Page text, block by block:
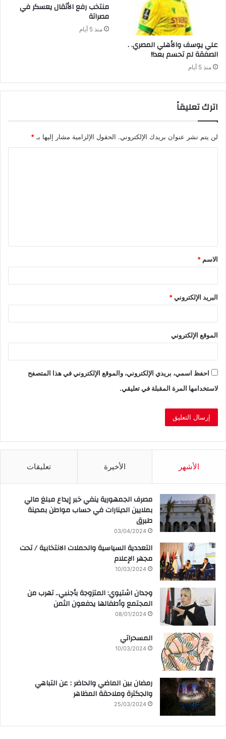
علي‭ ‬يوسف‭ ‬والأهلي‭ ‬المصري‭ . .
‬الصفقة‭ ‬لم‭ ‬تحسم‭ ‬بعد‭ !!‬
منذ 5 أيام
‬مصراتة‭ ‬
منذ 5 أيام
اترك تعليقاً
لن يتم نشر عنوان بريدك الإلكتروني. الحقول الإلزامية مشار إليها بـ*
ق
*
الاسم *
البريد الإلكتروني*
الموقع الإلكتروني
احفظ اسمي، بريدي الإلكتروني، والموقع الإلكتروني في هذا المتصفح
لاستخدامها المرة المقبلة في تعليقي.
الأشهر الأخيرة تعليقات
مصرف الجمهورية ينفي خبر إيداع مبلغ مالي
بملايين الدينارات في حساب مواطن بمدينة
طبرق
03/04/2024
التعددية السياسية والحملات الانتخابية / تحت
مجهر الإعلام
10/03/2024
وجدان اشتيوي: المتزوجة بأجنبي.. تهرب من
المجتمع وأطفالها يدفعون الثمن
08/01/2024
المسحراتي
10/03/2024
رمضان بين الماضي والحاضر : عن التباهي
والجكترة وملاحقة المظاهر
25/03/2024